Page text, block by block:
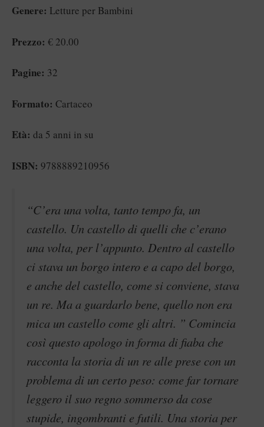
Genere: Letture per Bambini
Prezzo: € 20.00
Pagine: 32
Formato: Cartaceo
Età: da 5 anni in su
ISBN: 9788889210956
“C’era una volta, tanto tempo fa, un
castello. Un castello di quelli che c’erano
una volta, per l’appunto. Dentro al castello
ci stava un borgo intero e a capo del borgo,
e anche del castello, come si conviene, stava
un re. Ma a guardarlo bene, quello non era
mica un castello come gli altri. ” Comincia
così questo apologo in forma di fiaba che
racconta la storia di un re alle prese con un
problema di un certo peso: come far tornare
leggero il suo regno sommerso da cose
stupide, ingombranti e futili. Una storia per